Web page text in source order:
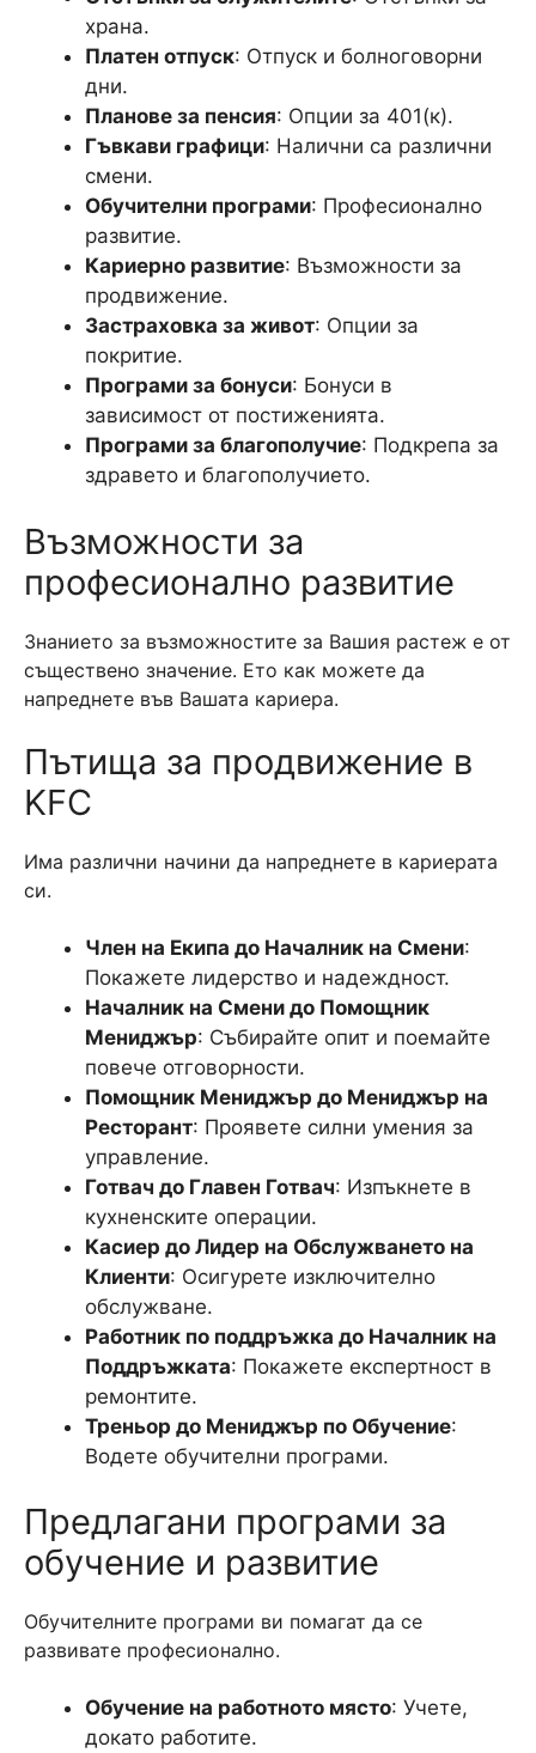
храна.
Платен отпуск: Отпуск и болноговорни
дни.
Планове за пенсия: Опции за 401(к).
Гъвкави графици: Налични са различни
смени.
Обучителни програми: Професионално
развитие.
Кариерно развитие: Възможности за
продвижение.
Застраховка за живот: Опции за
покритие.
Програми за бонуси: Бонуси в
зависимост от постиженията.
Програми за благополучие: Подкрепа за
здравето и благополучието.
Възможности за
професионално развитие
Знанието за възможностите за Вашия растеж е от
съществено значение. Ето как можете да
напреднете във Вашата кариера.
Пътища за продвижение в
KFC
Има различни начини да напреднете в кариерата
си.
Член на Екипа до Началник на Смени:
Покажете лидерство и надеждност.
Началник на Смени до Помощник
Мениджър: Събирайте опит и поемайте
повече отговорности.
Помощник Мениджър до Мениджър на
Ресторант: Проявете силни умения за
управление.
Готвач до Главен Готвач: Изпъкнете в
кухненските операции.
Касиер до Лидер на Обслужването на
Клиенти: Осигурете изключително
обслужване.
Работник по поддръжка до Началник на
Поддръжката: Покажете експертност в
ремонтите.
Треньор до Мениджър по Обучение:
Водете обучителни програми.
Предлагани програми за
обучение и развитие
Обучителните програми ви помагат да се
развивате професионално.
Обучение на работното място: Учете,
докато работите.